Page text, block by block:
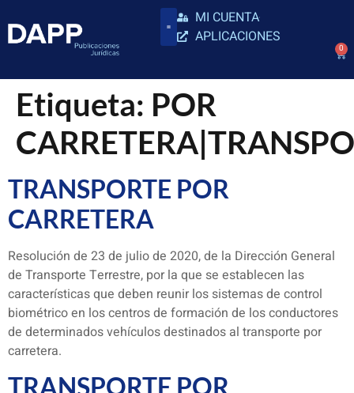
MI CUENTA
APLICACIONES
0
Etiqueta: POR
TRANSPORTE POR
CARRETERA
Resolución de 23 de julio de 2020, de la Dirección General
de Transporte Terrestre, por la que se establecen las
características que deben reunir los sistemas de control
biométrico en los centros de formación de los conductores
de determinados vehículos destinados al transporte por
carretera.
TRANSPORTE POR